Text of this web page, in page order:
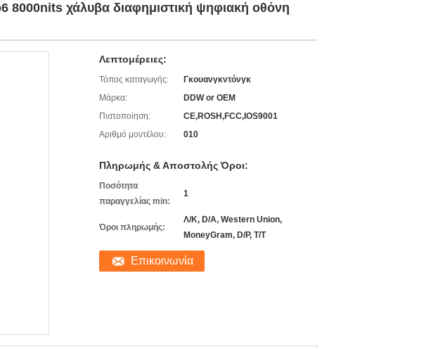
χάλυβα διαφημιστική ψηφιακή οθόνη
Λεπτομέρειες:
Τόπος καταγωγής:
Γκουανγκντόνγκ
Μάρκα:
DDW or OEM
Πιστοποίηση:
CE,ROSH,FCC,IOS9001
Αριθμό μοντέλου:
010
Πληρωμής & Αποστολής Όροι:
Ποσότητα
παραγγελίας min:
1
Όροι πληρωμής:
Λ/Κ, D/A, Western Union,
MoneyGram, D/P, T/T
Επικοινωνία